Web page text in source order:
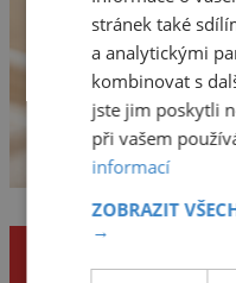
stránek také
a analytickými
kombinovat s
jste jim poskytli
při vašem
informací
ZOBRAZIT
→